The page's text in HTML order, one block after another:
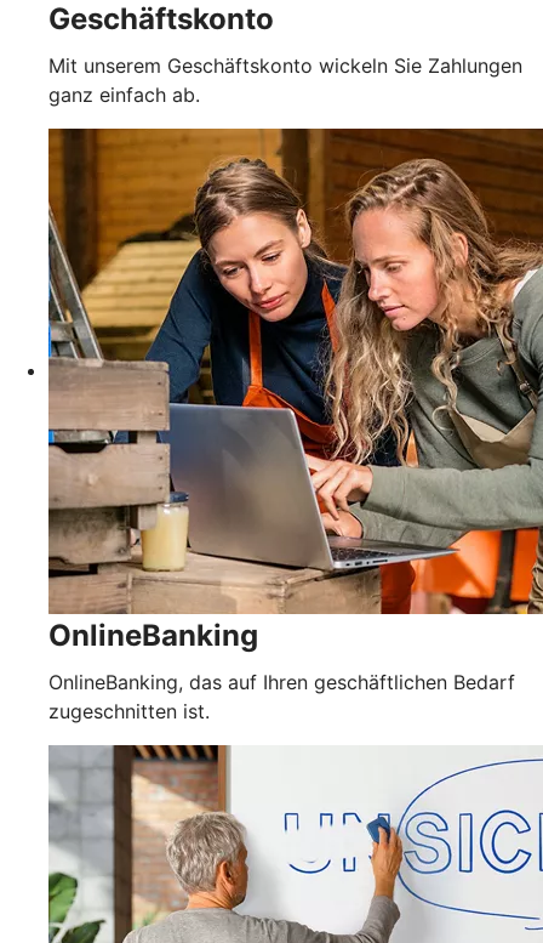
Geschäftskonto
Mit unserem Geschäftskonto wickeln Sie Zahlungen
ganz einfach ab.
OnlineBanking
OnlineBanking, das auf Ihren geschäftlichen Bedarf
zugeschnitten ist.